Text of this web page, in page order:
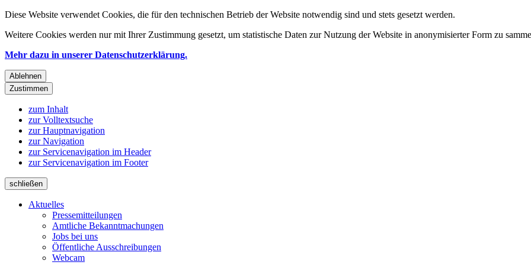
Diese Website verwendet Cookies, die für den technischen Betrieb der Website notwendig sind und stets gesetzt werden.
Weitere Cookies werden nur mit Ihrer Zustimmung gesetzt, um statistische Daten zur Nutzung der Website in anonymisierter Form zu
Mehr dazu in unserer Datenschutzerklärung.
Ablehnen
Zustimmen
zum Inhalt
zur Volltextsuche
zur Hauptnavigation
zur Navigation
zur Servicenavigation im Header
zur Servicenavigation im Footer
schließen
Aktuelles
Pressemitteilungen
Amtliche Bekanntmachungen
Jobs bei uns
Öffentliche Ausschreibungen
Webcam